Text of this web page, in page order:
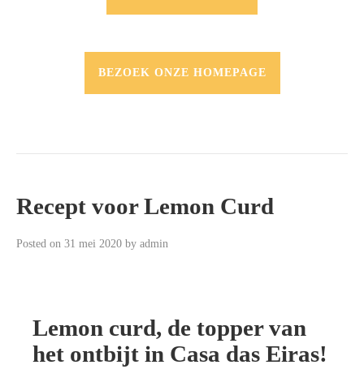
BEZOEK ONZE HOMEPAGE
Recept voor Lemon Curd
Posted on 31 mei 2020 by admin
Lemon curd, de topper van
het ontbijt in Casa das Eiras!